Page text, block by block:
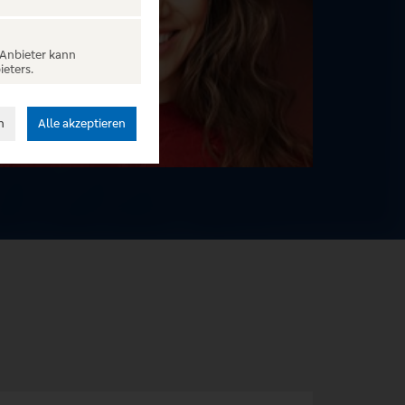
kann
Alle akzeptieren